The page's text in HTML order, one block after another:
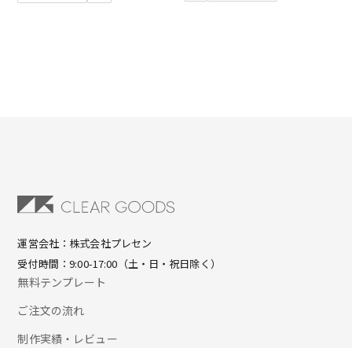
ザインのクリアマルシェバッグを
ないデザインのクリアファイルを
運営会社：株式会社プレセン
受付時間：9:00-17:00（土・日・祝日除く）
無料テンプレート
ご注文の流れ
制作実績・レビュー